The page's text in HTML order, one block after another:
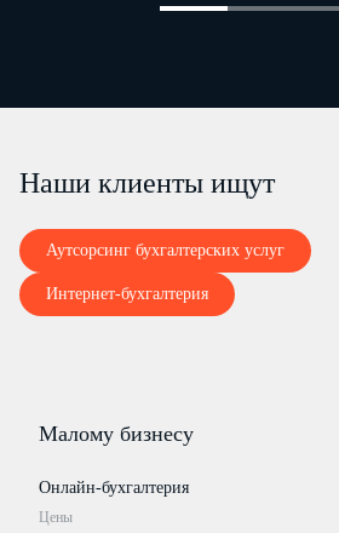
Наши клиенты ищут
Аутсорсинг бухгалтерских услуг
Интернет-бухгалтерия
Малому бизнесу
Онлайн-бухгалтерия
Цены